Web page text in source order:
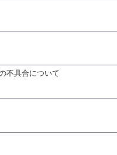
不具合について